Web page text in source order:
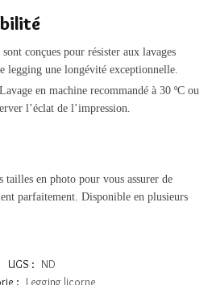
conçues pour résister aux lavages
legging une longévité exceptionnelle.
en machine recommandé à 30 ºC ou
l’éclat de l’impression.
tailles en photo pour vous assurer de
parfaitement. Disponible en plusieurs
UGS : ND
: Legging licorne